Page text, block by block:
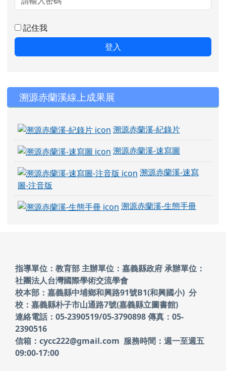
記住我
登入
右邊區域內容
溯源赤蘭溪線上成果展
溯源赤蘭溪-紀錄片
溯源赤蘭溪-速寫圖
溯源赤蘭溪-速寫
圖-注音版
溯源赤蘭溪-生態手冊
頁尾區域內容
指導單位：教育部 主辦單位：嘉義縣政府承辦單位：
社團法人台灣國際學術交流學會
校本部：嘉義縣中埔鄉和興路91號B1(和興國小) 分
校：嘉義縣朴子市山通路7號(嘉義縣立圖書館)
連絡電話：05-2390519/05-3790898 傳真：05-
2390516
信箱：cycc222@gmail.com 服務時間：週一至週五
09:00-17:00